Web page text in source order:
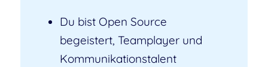
Du bist Open Source
begeistert, Teamplayer und
Kommunikationstalent